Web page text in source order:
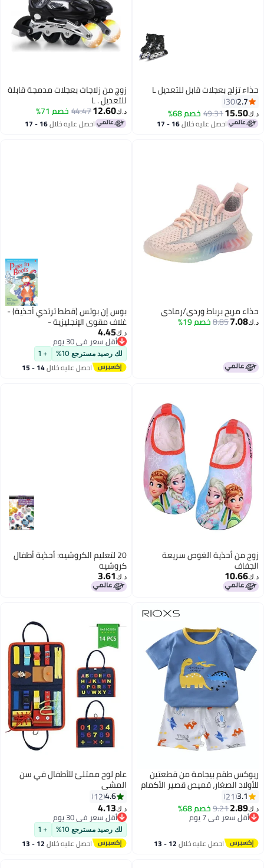
حذاء تزلج بعجلات قابل للتعديل L
2.7
30
د.ك‏15.50
49.31خصم 68%
احصل عليه خلال 16 - 17
زوج من زلاجات بعجلات مدمجة قابلة
للتعديل . L
د.ك‏12.60
44.47خصم 71%
احصل عليه خلال 16 - 17
حذاء مريح برباط وردي/رمادي
د.ك‏7.08
8.85خصم 19%
بوس إن بوتس (قطط ترتدي أحذية) -
غلاف مقوى الإنجليزية -
01/02/2005
د.ك‏4.45
أقل سعر في 30 يوم
أقل سعر في 30 يوم
لك رصيد مسترجع 10% + 1
احصل عليه خلال 14 - 15
زوج من أحذية الغوص سريعة
الجفاف
د.ك‏10.66
20 لتعليم الكروشيه: أحذية أطفال
كروشيه
د.ك‏3.61
4
ريوكس طقم بيجامة من قطعتين
للأولاد الصغار، قميص قصير الأكمام
بياقة مستديرة وجميل للغاية بطبعة
ديناصورات وسروال قصير لملابس
النوم، ملابس قطنية للأولاد الصغار
لملابس اللعب غير الرسمية،
مجموعات ملابس نوم بطبعات
حيوانات لفصلي الربيع والخريف
3.1
21
د.ك‏2.89
9.21خصم 68%
أقل سعر في 7 يوم
أقل سعر في 7 يوم
احصل عليه خلال 12 - 13
عام لوح ممتلئ للأطفال في سن
المشي
4.6
12
د.ك‏4.13
أقل سعر في 30 يوم
أقل سعر في 30 يوم
لك رصيد مسترجع 10% + 1
احصل عليه خلال 12 - 13